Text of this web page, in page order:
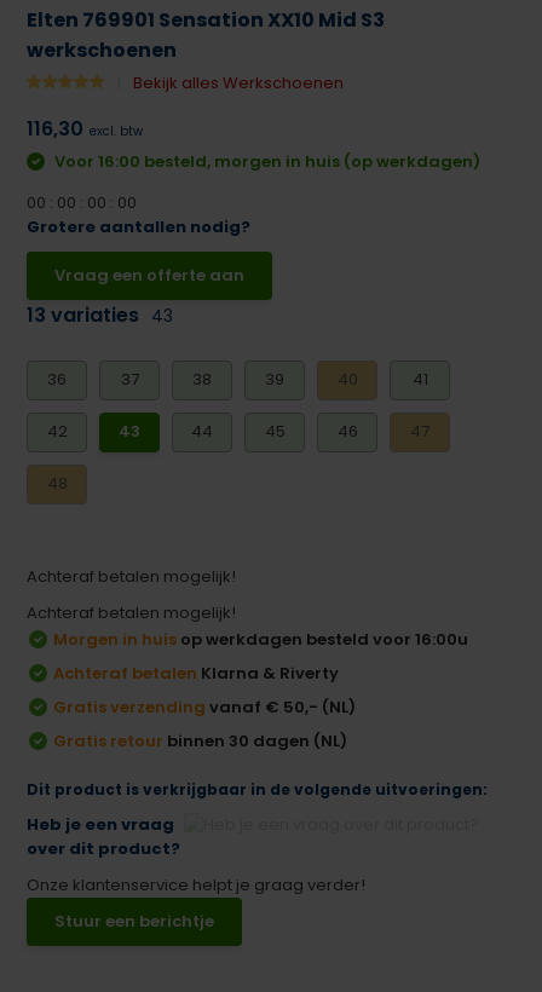
Elten 769901 Sensation XX10 Mid S3
werkschoenen
Bekijk alles Werkschoenen
116,30 excl. btw
Voor 16:00 besteld, morgen in huis (op werkdagen)
00 : 00 : 00 : 00
Grotere aantallen nodig?
Vraag een offerte aan
13 variaties 43
36 37 38 39 40 41
42 43 44 45 46 47
48
Achteraf betalen mogelijk!
Achteraf betalen mogelijk!
Morgen in huis op werkdagen besteld voor 16:00u
Achteraf betalen Klarna & Riverty
Gratis verzending vanaf € 50,- (NL)
Gratis retour binnen 30 dagen (NL)
Dit product is verkrijgbaar in de volgende uitvoeringen:
Heb je een vraag
over dit product?
Onze klantenservice helpt je graag verder!
Stuur een berichtje